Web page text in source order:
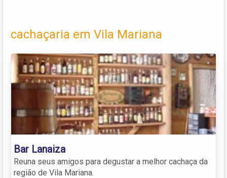
cachaçaria em Vila Mariana
Bar Lanaiza
Reuna seus amigos para degustar a melhor cachaça da
região de Vila Mariana.